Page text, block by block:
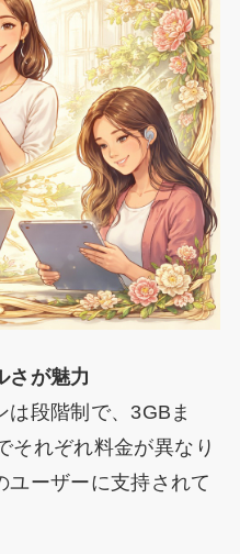
さが魅力
段階制で、3GBま
それぞれ料金が異なり
ユーザーに支持されて